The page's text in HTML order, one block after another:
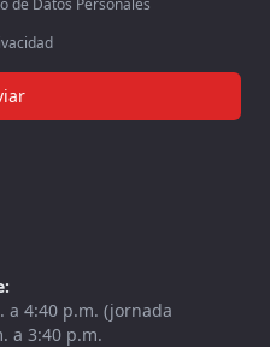
de Datos Personales
a 4:40 p.m. (jornada
a 3:40 p.m.